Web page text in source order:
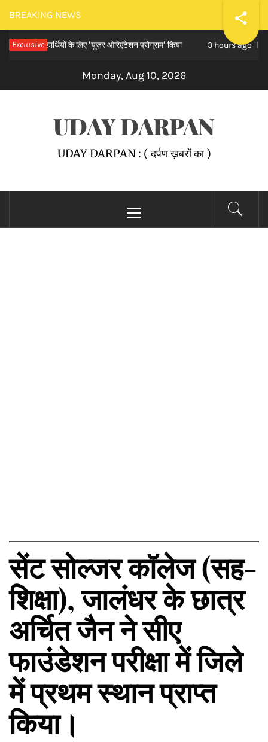
Skip
to
content
BREAKING NEWS
Exclusive
विद्यार्थियों के लिए ‘यूज़र ओरिएंटेशन प्रोग्राम‘ किया 3 hours ago रांची में
Monday, Aug 10, 2026
UDAY DARPAN
UDAY DARPAN : ( दर्पण ख़बरों का )
Menu
सेंट सोल्जर कॉलेज (सह-
शिक्षा), जालंधर के छात्र
अर्चित जैन ने सीए
फाउंडेशन परीक्षा में जिले
में प्रथम स्थान प्राप्त
किया।